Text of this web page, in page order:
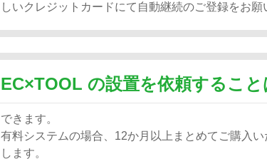
しいクレジットカードにて自動継続のご登録をお願
EC×TOOL の設置を依頼するこ
できます。
有料システムの場合、12か月以上まとめてご購入
します。